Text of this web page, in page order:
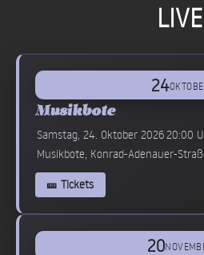
LIVE
24
Musikbote
Samstag, 24. Oktober 2026 20:00
Musikbote, Konrad-Adenauer-
🎫 Tickets
20